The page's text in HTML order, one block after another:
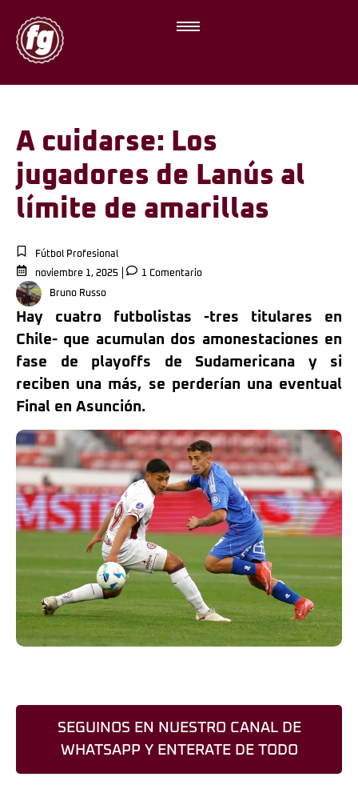
A cuidarse: Los
jugadores de Lanús al
límite de amarillas
Fútbol Profesional
noviembre 1, 2025
1 Comentario
Bruno Russo
Hay cuatro futbolistas -tres titulares en
Chile- que acumulan dos amonestaciones en
fase de playoffs de Sudamericana y si
reciben una más, se perderían una eventual
Final en Asunción.
SEGUINOS EN NUESTRO CANAL DE
WHATSAPP Y ENTERATE DE TODO